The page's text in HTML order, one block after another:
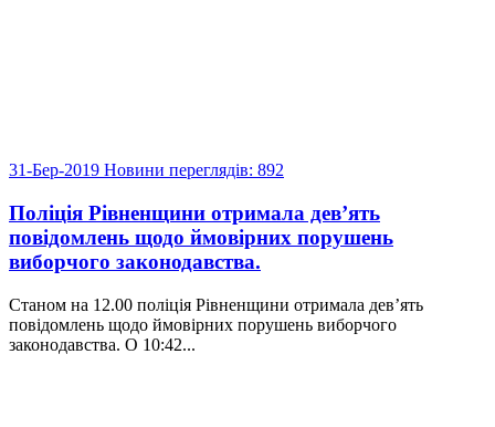
31-Бер-2019 Новини переглядів: 892
Поліція Рівненщини отримала дев’ять
повідомлень щодо ймовірних порушень
виборчого законодавства.
Станом на 12.00 поліція Рівненщини отримала дев’ять
повідомлень щодо ймовірних порушень виборчого
законодавства. О 10:42...